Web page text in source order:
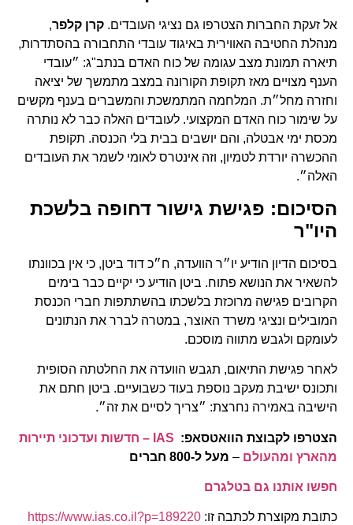
אל זעקת החברות הצטרפו גם נציגי העובדים. קרן קלפר,
מנהלת החטיבה האווירית באיגוד עובדי התחבורה בהסתדרות,
תיארה תמונת מצב עגומה של כוח האדם בנתב"ג: ״עובדי
הענף מצויים מאז תקופת הקורונה במצב מתמשך של יציאה
וחזרה מחל״ת. המלחמה המתמשכת והמשברים בענף מקשים
על שימור כוח האדם המקצועי. לעובדים האלה כבר לא נותרה
מכסת ימי אבטלה, והם יושבים בבית בלי הכנסה. תקופת
ההכשרה יורדת לטמיון, וזה אינטרס לאומי לשמר את העובדים
האלה״.
הסיכום: פגישת גישור דחופה בלשכת
היו"ר
בסיכום הדיון הודיע יו״ר הוועדה, ח״כ דוד ביטן, כי אין בכוונתו
להשאיר את הנושא פתוח. ביטן הודיע כי יקיים כבר בימים
הקרובים פגישה מרוכזת בלשכתו בהשתתפות חברי הכנסת
המובילים ונציגי משרד האוצר, במטרה לברר את הנתונים
לעומקם ולגבש מתווה מוסכם.
לאחר פגישת התיאום, תגבש הוועדה את החלטתה הסופית
ותכונס ישיבת מעקב נוספת בעוד כשבועיים. ביטן חתם את
הישיבה באמירה נחרצת: ״צריך לסיים את זה״.
הצטרפו לקבוצת הוואטסאפ:
IAS – חדשות ועדכוני תיירות
מהארץ ומהעולם – מעל ל-800 חברים
חפשו אותנו גם בטלגרם
כתובת מקוצרת לכתבה זו: https://www.ias.co.il?p=189220